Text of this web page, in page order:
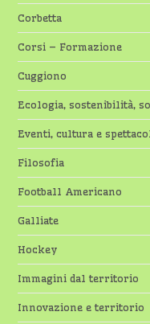
Corbetta
Corsi – Formazione
Cuggiono
Ecologia, sostenibilità,
Eventi, cultura e
Filosofia
Football Americano
Galliate
Hockey
Immagini dal territorio
Innovazione e territorio